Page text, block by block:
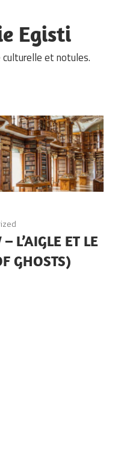
Egisti
culturelle et notules.
L’AIGLE ET LE
GHOSTS)